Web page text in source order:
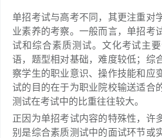
单招考试与高考不同，其更注重对
业素养的考察。一般而言，单招考
试和综合素质测试。文化考试主
语，题型相对基础，难度较低；综
察学生的职业意识、操作技能和应
试的目的在于为职业院校输送适合
测试在考试中的比重往往较大。
正因为单招考试内容的特殊性，许
别是综合素质测试中的面试环节或